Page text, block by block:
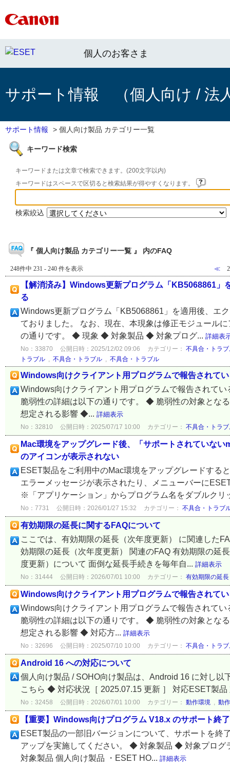
個人のお客さま
サポート情報 （個人向け / 法
サポート情報 > 個人向け製品 カテゴリー一覧
キーワード検索
キーワードまたは文章で検索できます。(200文字以内)
キーワードはスペースで区切ると検索結果が得やすくなります。
検索絞込
『 個人向け製品 カテゴリー一覧 』 内のFAQ
248件中 231 - 240 件を表示 ≪
【解消済み】Windows更新プログラム「KB5068861
る
Windows更新プログラム「KB5068861」を適用後、エ
ておりました。 なお、現在、本現象は修正モジュール
の通りです。 ◆ 現象 ◆ 対象製品 ◆ 対象プログ... 詳細表
No：33870 公開日時：2025/12/02 09:06 カテゴリー： 不具合・トラ
トラブル , 不具合・トラブル , 不具合・トラブル
Windows向けクライアント用プログラムで報告されて
Windows向けクライアント用プログラムで報告されて
脆弱性の詳細は以下の通りです。 ◆ 脆弱性の対象と
想定される影響 ◆... 詳細表示
No：32810 公開日時：2025/07/17 10:00 カテゴリー： 不具合・トラ
Mac環境をアップグレード後、「サポートされていな
のアイコンが表示されない
ESET製品をご利用中のMac環境をアップグレードする
エラーメッセージが表示されたり、メニューバーに
※「アプリケーション」からプログラム名をダブルクリ
No：7731 公開日時：2026/01/27 15:32 カテゴリー： 不具合・トラブ
有効期限の延長に関するFAQについて
ここでは、有効期限の延長（次年度更新） に関連した
効期限の延長（次年度更新） 関連のFAQ 有効期限の延
度更新）について 面倒な延長手続きを毎年自... 詳細表示
No：31444 公開日時：2026/07/01 10:00 カテゴリー： 有効期限の延長
Windows向けクライアント用プログラムで報告されて
Windows向けクライアント用プログラムで報告されて
脆弱性の詳細は以下の通りです。 ◆ 脆弱性の対象と
想定される影響 ◆ 対応方... 詳細表示
No：32696 公開日時：2025/07/10 10:00 カテゴリー： 不具合・トラ
Android 16 への対応について
個人向け製品 / SOHO向け製品は、Android 16 に対し
こちら ◆ 対応状況［ 2025.07.15 更新 ］ 対応ESET製
No：32458 公開日時：2026/07/01 10:00 カテゴリー： 動作環境 , 動
【重要】Windows向けプログラム V18.x のサポート終
ESET製品の一部旧バージョンについて、サポートを終
アップを実施してください。 ◆ 対象製品 ◆ 対象プロ
対象製品 個人向け製品 ・ESET HO... 詳細表示